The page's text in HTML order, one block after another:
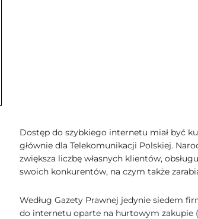
Dostęp do szybkiego internetu miał być
głównie dla Telekomunikacji Polskiej.
zwiększa liczbę własnych klientów,
swoich konkurentów, na czym także
Według Gazety Prawnej jedynie siedem
do internetu oparte na hurtowym zakupie